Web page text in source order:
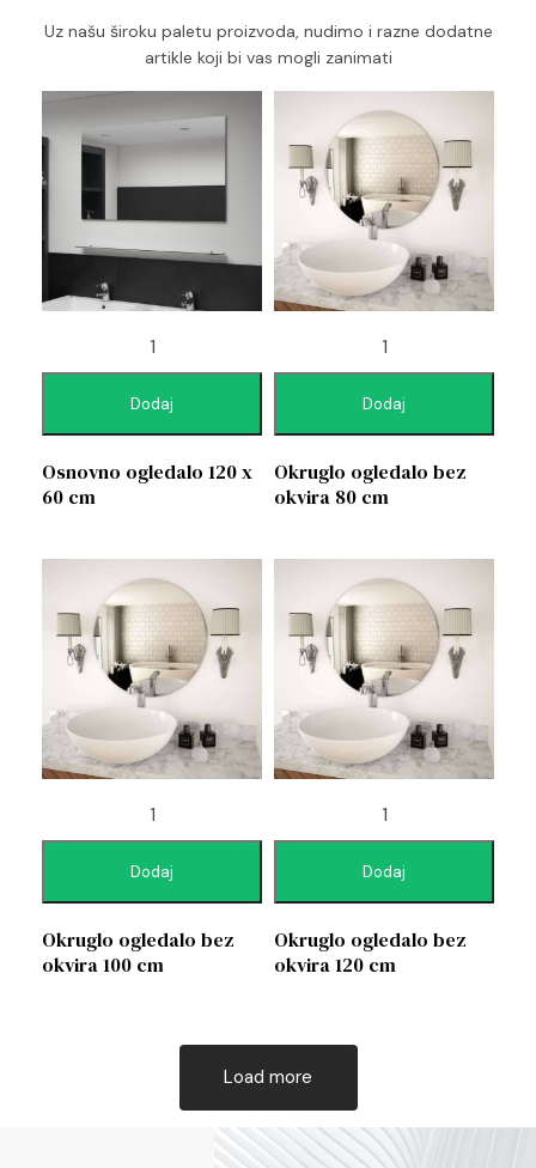
Uz našu široku paletu proizvoda, nudimo i razne dodatne
artikle koji bi vas mogli zanimati
Dodaj
Osnovno ogledalo 120 x
60 cm
Dodaj
Okruglo ogledalo bez
okvira 80 cm
Dodaj
Okruglo ogledalo bez
okvira 100 cm
Dodaj
Okruglo ogledalo bez
okvira 120 cm
Load more